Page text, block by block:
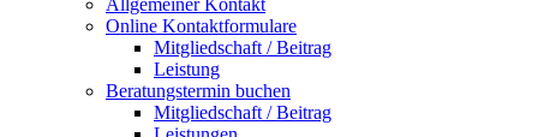
Allgemeiner Kontakt
Online Kontaktformulare
Mitgliedschaft / Beitrag
Leistung
Beratungstermin buchen
Mitgliedschaft / Beitrag